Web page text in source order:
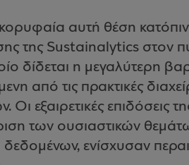
αυτή θέση
της Sustainalytics στον
δίδεται η μεγαλύτερη
από τις πρακτικές
εξαιρετικές επιδόσεις
των ουσιαστικών
ενίσχυσαν